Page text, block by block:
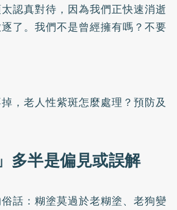
認真對待，因為我們正快速消逝
了。我們不是曾經擁有嗎？不要
，老人性紫斑怎麼處理？預防及
多半是偏見或誤解
話：糊塗莫過於老糊塗、老狗變